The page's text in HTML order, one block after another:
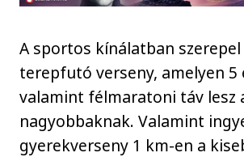
A sportos kínálatban
terepfutó verseny, amelyen 5
valamint félmaratoni táv lesz
nagyobbaknak. Valamint
gyerekverseny 1 km-en a